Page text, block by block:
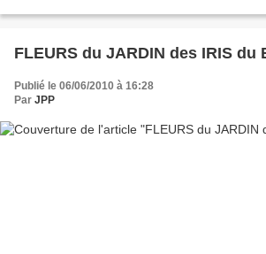
FLEURS du JARDIN des IRIS du
Publié le 06/06/2010 à 16:28
Par JPP